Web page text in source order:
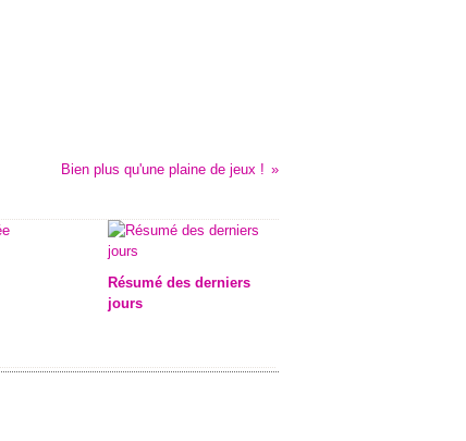
Bien plus qu'une plaine de jeux !
Résumé des derniers
jours